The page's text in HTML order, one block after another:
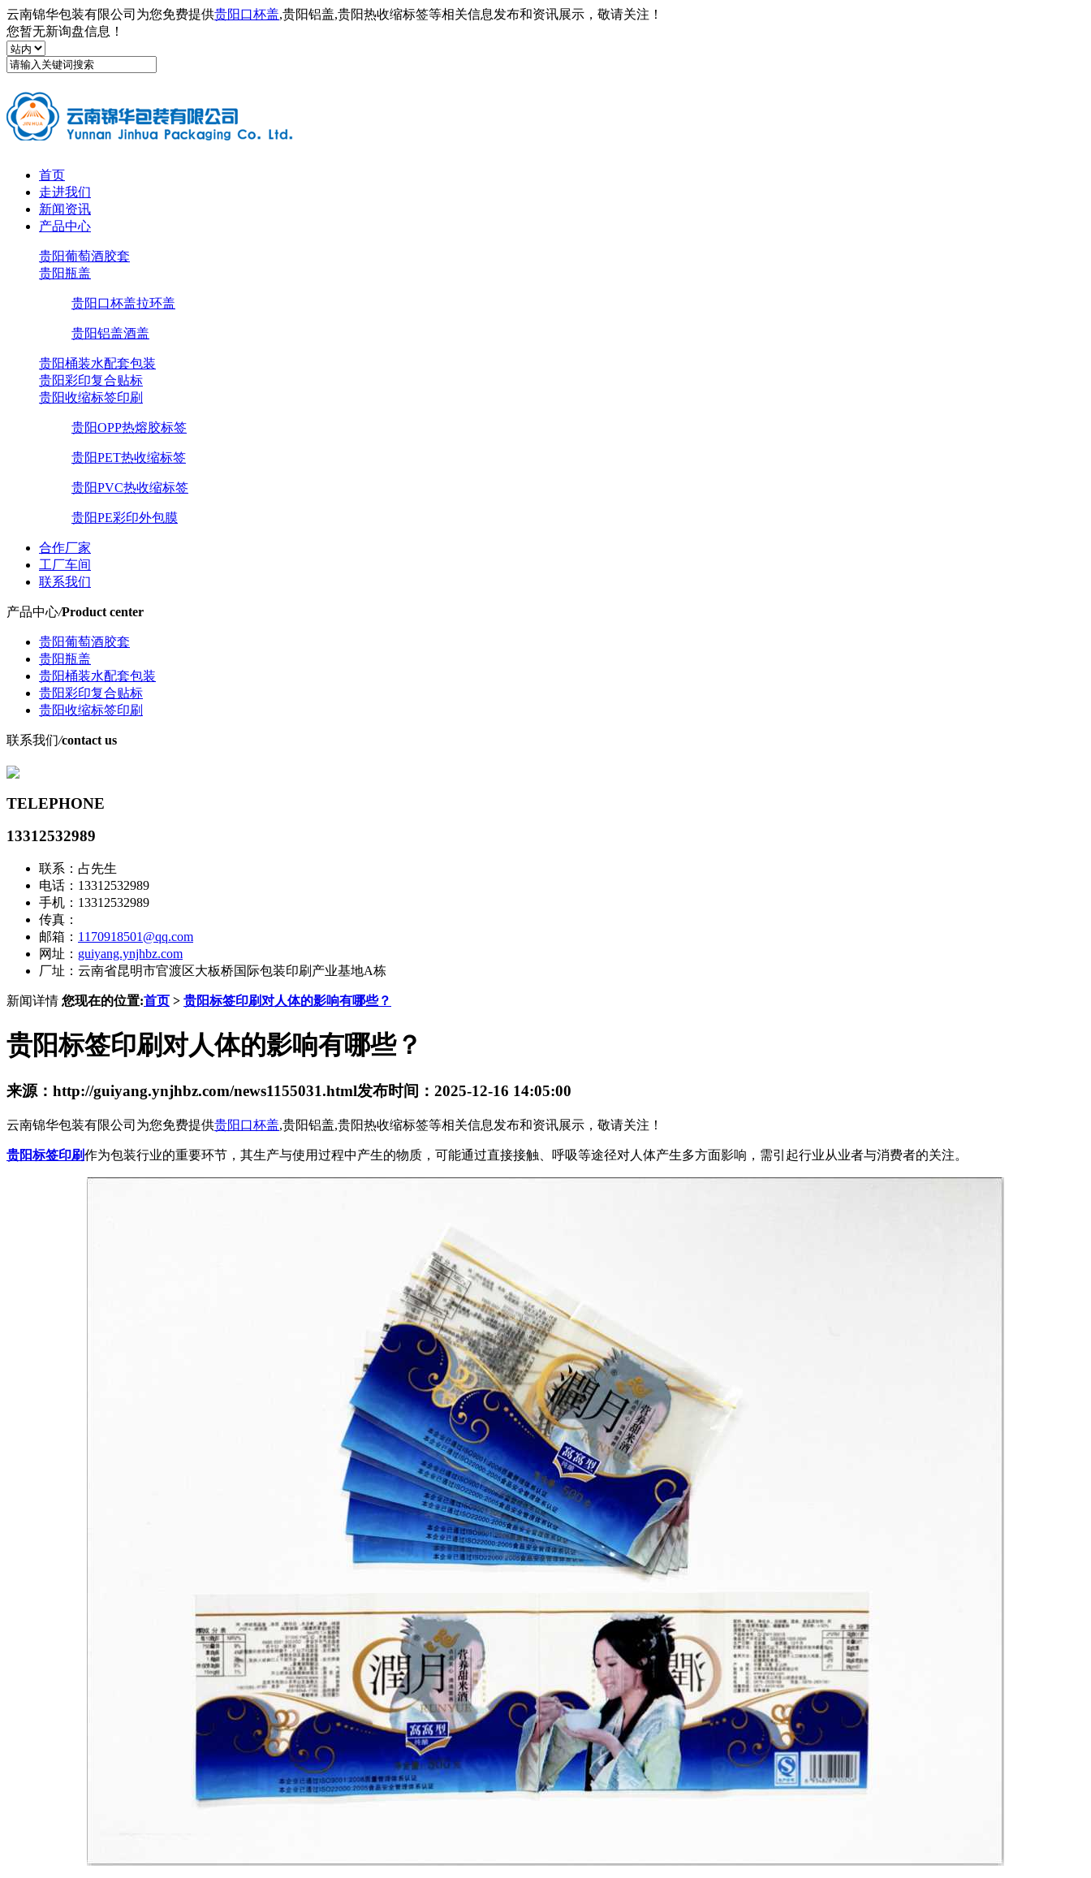
云南锦华包装有限公司为您免费提供贵阳口杯盖,贵阳铝盖,贵阳热收缩标签等相关信息发布和资讯展示，敬请关注！
您暂无新询盘信息！
首页
走进我们
新闻资讯
产品中心
贵阳葡萄酒胶套
贵阳瓶盖
贵阳口杯盖拉环盖
贵阳铝盖酒盖
贵阳桶装水配套包装
贵阳彩印复合贴标
贵阳收缩标签印刷
贵阳OPP热熔胶标签
贵阳PET热收缩标签
贵阳PVC热收缩标签
贵阳PE彩印外包膜
合作厂家
工厂车间
联系我们
产品中心/Product center
贵阳葡萄酒胶套
贵阳瓶盖
贵阳桶装水配套包装
贵阳彩印复合贴标
贵阳收缩标签印刷
联系我们/contact us
TELEPHONE
13312532989
联系：占先生
电话：13312532989
手机：13312532989
传真：
邮箱： 1170918501@qq.com
网址： guiyang.ynjhbz.com
厂址：云南省昆明市官渡区大板桥国际包装印刷产业基地A栋
新闻详情 您现在的位置:首页 > 贵阳标签印刷对人体的影响有哪些？
贵阳标签印刷对人体的影响有哪些？
来源：http://guiyang.ynjhbz.com/news1155031.html发布时间：2025-12-16 14:05:00
云南锦华包装有限公司为您免费提供贵阳口杯盖,贵阳铝盖,贵阳热收缩标签等相关信息发布和资讯展示，敬请关注！
贵阳标签印刷作为包装行业的重要环节，其生产与使用过程中产生的物质，可能通过直接接触、呼吸等途径对人体产生多方面影响，需引起行业从业者与消费者的关注。